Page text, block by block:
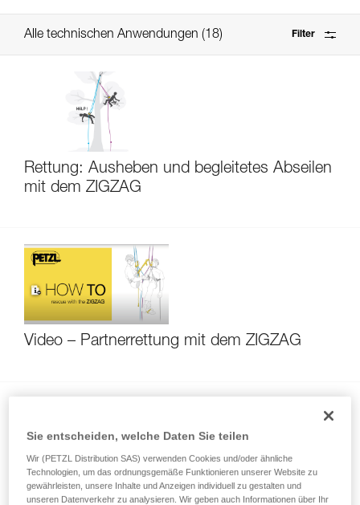
Alle technischen Anwendungen 18 Filter
Rettung: Ausheben und begleitetes Abseilen
mit dem ZIGZAG
Video – Partnerrettung mit dem ZIGZAG
Techniken zur Verbesserung der Rückkehr
Sie entscheiden, welche Daten Sie teilen
Wir (PETZL Distribution SAS) verwenden Cookies und/oder ähnliche
Technologien, um das ordnungsgemäße Funktionieren unserer Website zu
gewährleisten, unsere Inhalte und Anzeigen individuell zu gestalten und
unseren Datenverkehr zu analysieren. Wir geben auch Informationen über Ihr